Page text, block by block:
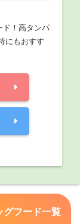
ド！高タンパ
にもおすす
グフード一覧